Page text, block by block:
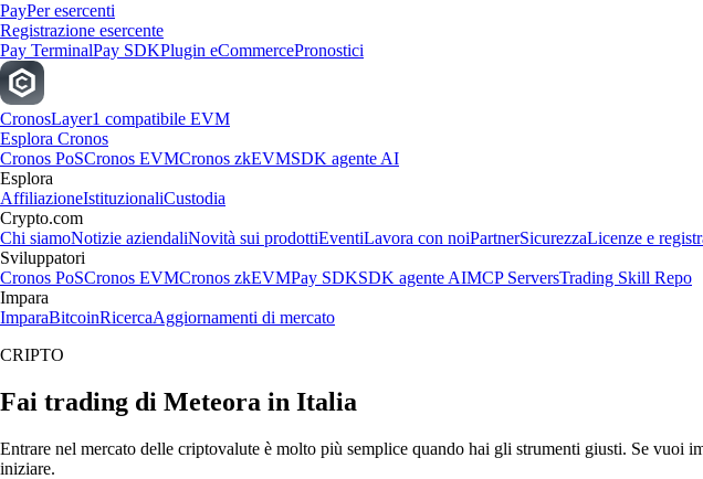
PayPer esercenti
Registrazione esercente
Pay TerminalPay SDKPlugin eCommercePronostici
CronosLayer1 compatibile EVM
Esplora Cronos
Cronos PoSCronos EVMCronos zkEVMSDK agente AI
Esplora
AffiliazioneIstituzionaliCustodia
Crypto.com
Chi siamoNotizie aziendaliNovità sui prodottiEventiLavora con noiPartnerSicurezzaLicenze e
Sviluppatori
Cronos PoSCronos EVMCronos zkEVMPay SDKSDK agente AIMCP ServersTrading Skill Repo
Impara
ImparaBitcoinRicercaAggiornamenti di mercato
CRIPTO
Fai trading di Meteora in Italia
Entrare nel mercato delle criptovalute è molto più semplice quando hai gli strumenti giusti. Se
iniziare.